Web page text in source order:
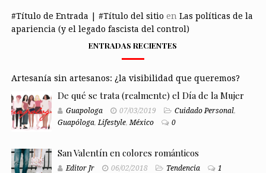
#Título de Entrada | #Título del sitio en Las políticas de la
apariencia (y el legado fascista del control)
ENTRADAS RECIENTES
Artesanía sin artesanos: ¿la visibilidad que queremos?
De qué se trata (realmente) el Día de la Mujer
Guapologa 07/03/2019 Cuidado Personal,
Guapóloga,Lifestyle,México 0
San Valentín en colores románticos
Editor Jr 06/02/2018 Tendencia 1